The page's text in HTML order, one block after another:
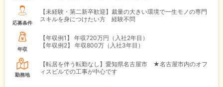
応募条件
【未経験・第二新卒歓迎】裁量の大きい環境で一生モノの専門
スキルを身につけたい方 経験不問
年収
【年収例1】
年収720万円（入社2年目）
【年収例2】
年収800万（入社3年目）
勤務地
【転居を伴う転勤なし】愛知県名古屋市 ★名古屋市内のオフ
ィスビルでの工事が中心です